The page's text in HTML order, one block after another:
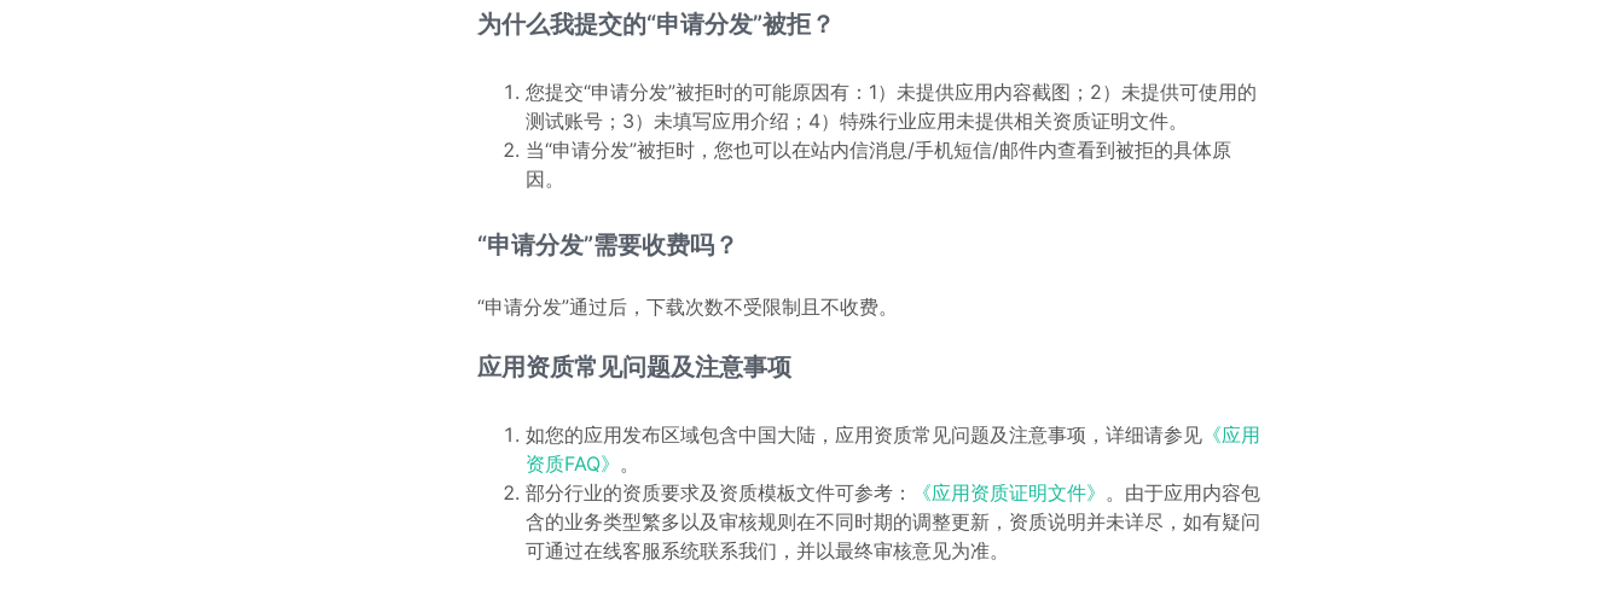
为什么我提交的“申请分发”被拒？
您提交“申请分发”被拒时的可能原因有：1）未提供应用内容截图；2）未提供可使用的
测试账号；3）未填写应用介绍；4）特殊行业应用未提供相关资质证明文件。
当“申请分发”被拒时，您也可以在站内信消息/手机短信/邮件内查看到被拒的具体原
因。
“申请分发”需要收费吗？
“申请分发”通过后，下载次数不受限制且不收费。
应用资质常见问题及注意事项
如您的应用发布区域包含中国大陆，应用资质常见问题及注意事项，详细请参见《应用
资质FAQ》 。
部分行业的资质要求及资质模板文件可参考：
《应用资质证明文件》 。由于应用内容包
含的业务类型繁多以及审核规则在不同时期的调整更新，资质说明并未详尽，如有疑问
可通过在线客服系统联系我们，并以最终审核意见为准。